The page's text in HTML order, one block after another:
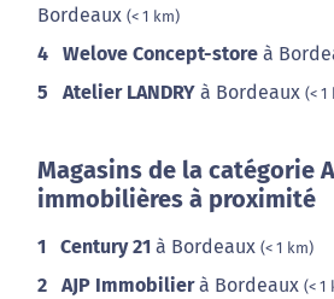
Bordeaux (< 1 km)
4 Welove Concept-store à
5 Atelier LANDRY à Bordeaux (< 1
Magasins de la catégorie
immobilières à proximité
1 Century 21 à Bordeaux (< 1 km)
2 AJP Immobilierà Bordeaux (< 1